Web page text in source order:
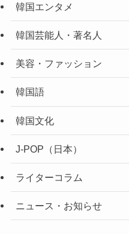
韓国エンタメ
韓国芸能人・著名人
美容・ファッション
韓国語
韓国文化
J-POP（日本）
ライターコラム
ニュース・お知らせ